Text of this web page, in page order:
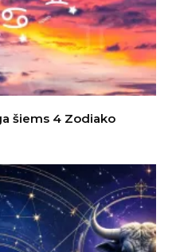
šiems 4 Zodiako